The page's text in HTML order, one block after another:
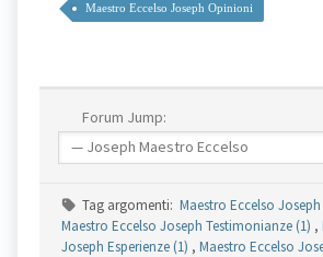
Maestro Eccelso Joseph Opinioni
Forum Jump:
Tag argomenti:Maestro Eccelso
Maestro Eccelso Joseph Testimonianze (1) ,
Joseph Esperienze (1) , Maestro Eccelso